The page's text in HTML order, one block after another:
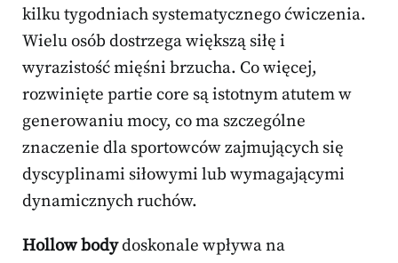
kilku tygodniach systematycznego ćwiczenia.
Wielu osób dostrzega większą siłę i
wyrazistość mięśni brzucha. Co więcej,
rozwinięte partie core są istotnym atutem w
generowaniu mocy, co ma szczególne
znaczenie dla sportowców zajmujących się
dyscyplinami siłowymi lub wymagającymi
dynamicznych ruchów.
Hollow bodydoskonale wpływa na